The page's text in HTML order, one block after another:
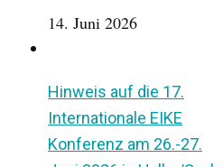
14. Juni 2026
Hinweis auf die 17.
Internationale EIKE
Konferenz am 26.-27.